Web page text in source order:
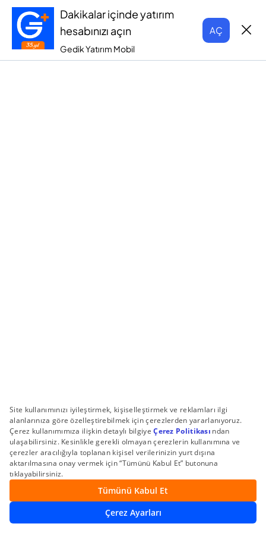
Dakikalar içinde yatırım
hesabınızı açın
Gedik Yatırım Mobil
AÇ